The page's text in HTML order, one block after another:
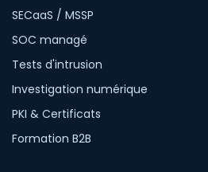
SECaaS / MSSP
SOC managé
Tests d'intrusion
Investigation numérique
PKI & Certificats
Formation B2B